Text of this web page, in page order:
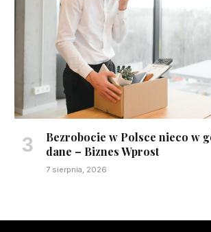
Bezrobocie w Polsce nieco w
dane – Biznes Wprost
7 sierpnia, 2026